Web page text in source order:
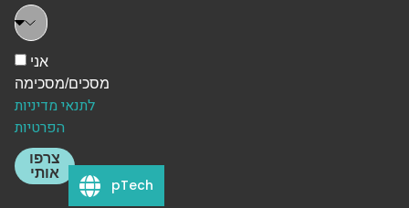
אני
מסכים/מסכימה
לתנאי מדיניות
הפרטיות
צרפו
אותי
pTech